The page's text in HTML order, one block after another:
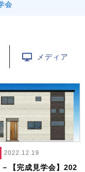
会
メディア
2022.12.19
－【完成見学会】202